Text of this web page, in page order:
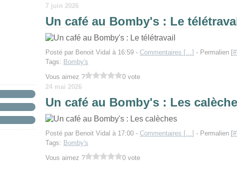
7 juin 2026
Un café au Bomby's : Le
Posté par Benoit Vidal à 16:59 - Commentaires […] - Permalien [#]
Tags: Bomby's
Vous aimez ?
0 vote
24 mai 2026
Un café au Bomby's : Les
Posté par Benoit Vidal à 17:00 - Commentaires […] - Permalien [#]
Tags: Bomby's
Vous aimez ?
0 vote